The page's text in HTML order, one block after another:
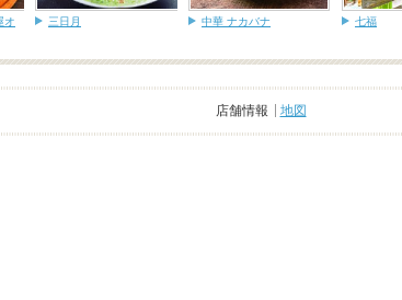
オ
三日月 中華 ナカバナ 七福
店舗情報 地図